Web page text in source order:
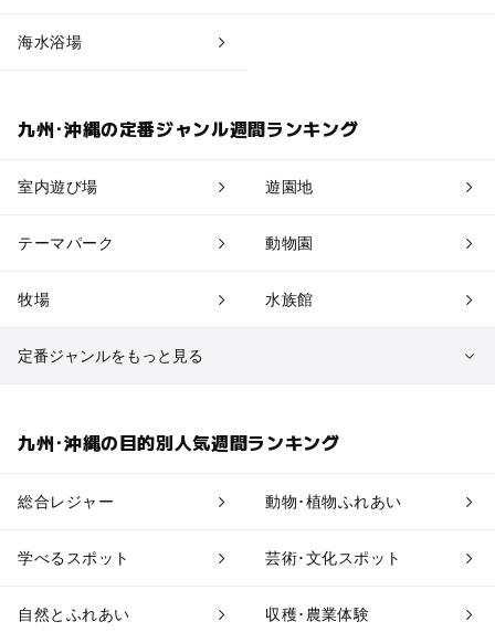
海水浴場
九州･沖縄の定番ジャンル週間ランキング
室内遊び場 遊園地
テーマパーク 動物園
牧場 水族館
定番ジャンルをもっと見る
九州･沖縄の目的別人気週間ランキング
総合レジャー 動物･植物ふれあい
学べるスポット 芸術･文化スポット
自然とふれあい 収穫･農業体験